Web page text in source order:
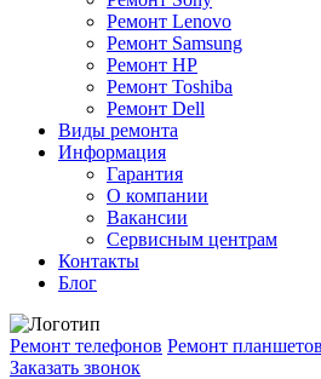
Ремонт Lenovo
Ремонт Samsung
Ремонт HP
Ремонт Toshiba
Ремонт Dell
Виды ремонта
Информация
Гарантия
О компании
Вакансии
Сервисным центрам
Контакты
Блог
Ремонт телефонов Ремонт планшетов
Заказать звонок